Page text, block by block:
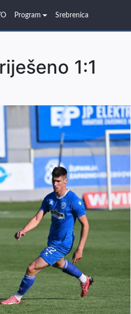
Program Srebrenica
1:1